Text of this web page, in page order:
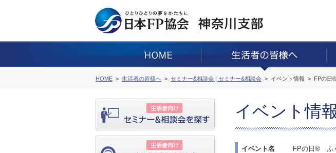
HOME 生活者の皆様へ セミナー&相談会 | セミナー&相談会 イベント情報 FPの日
イベント情報
イベント名 FPの日® ふ